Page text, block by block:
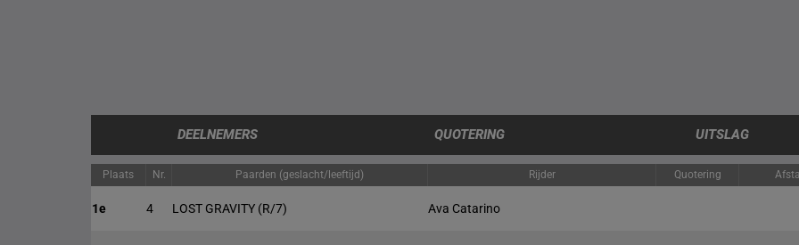
DEELNEMERS QUOTERING UITSLAG
Plaats Nr. Paarden (geslacht/leeftijd) Rijder Quotering
1e 4 LOST GRAVITY (R/7) Ava Catarino